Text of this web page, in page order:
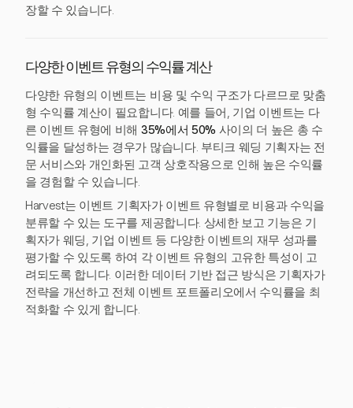
장할 수 있습니다.
다양한 이벤트 유형의 수익률 계산
다양한 유형의 이벤트는 비용 및 수익 구조가 다르므로 맞춤
형 수익률 계산이 필요합니다. 예를 들어, 기업 이벤트는 다
른 이벤트 유형에 비해 35%에서 50% 사이의 더 높은 총 수
익률을 달성하는 경우가 많습니다. 부티크 웨딩 기획자는 전
문 서비스와 개인화된 고객 상호작용으로 인해 높은 수익률
을 경험할 수 있습니다.
Harvest는 이벤트 기획자가 이벤트 유형별로 비용과 수익을
분류할 수 있는 도구를 제공합니다. 상세한 보고 기능은 기
획자가 웨딩, 기업 이벤트 등 다양한 이벤트의 재무 성과를
평가할 수 있도록 하여 각 이벤트 유형의 고유한 특성이 고
려되도록 합니다. 이러한 데이터 기반 접근 방식은 기획자가
전략을 개선하고 전체 이벤트 포트폴리오에서 수익률을 최
적화할 수 있게 합니다.